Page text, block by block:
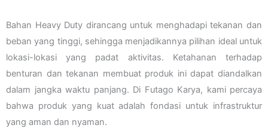
Bahan Heavy Duty dirancang untuk menghadapi tekanan dan
beban yang tinggi, sehingga menjadikannya pilihan ideal untuk
lokasi-lokasi yang padat aktivitas. Ketahanan terhadap
benturan dan tekanan membuat produk ini dapat diandalkan
dalam jangka waktu panjang. Di Futago Karya, kami percaya
bahwa produk yang kuat adalah fondasi untuk infrastruktur
yang aman dan nyaman.